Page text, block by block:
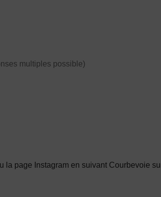
multiples possible)
la page Instagram en suivant Courbevoie